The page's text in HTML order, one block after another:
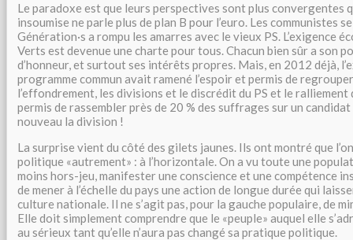
Le paradoxe est que leurs perspectives sont plus convergentes
insoumise ne parle plus de plan B pour l’euro. Les communistes
Génération·s a rompu les amarres avec le vieux PS. L’exigence
Verts est devenue une charte pour tous. Chacun bien sûr a son
d’honneur, et surtout ses intérêts propres. Mais, en 2012 déjà,
programme commun avait ramené l’espoir et permis de
l’effondrement, les divisions et le discrédit du PS et le ralliement
permis de rassembler près de 20 % des suffrages sur un
nouveau la division !
La surprise vient du côté des gilets jaunes. Ils ont montré que
politique «autrement» : à l’horizontale. On a vu toute une
moins hors-jeu, manifester une conscience et une compétence
de mener à l’échelle du pays une action de longue durée qui
culture nationale. Il ne s’agit pas, pour la gauche populaire, de
Elle doit simplement comprendre que le «peuple» auquel elle
au sérieux tant qu’elle n’aura pas changé sa pratique politique.